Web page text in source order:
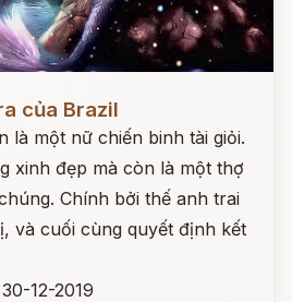
của Brazil
là một nữ chiến binh tài giỏi.
xinh đẹp mà còn là một thợ
Chính bởi thế anh trai
và cuối cùng quyết định kết
30-12-2019